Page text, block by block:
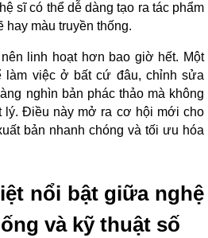
sĩ có thể dễ dàng tạo ra tác phẩm
hay màu truyền thống.
linh hoạt hơn bao giờ hết. Một
làm việc ở bất cứ đâu, chỉnh sửa
nghìn bản phác thảo mà không
lý. Điều này mở ra cơ hội mới cho
bản nhanh chóng và tối ưu hóa
nổi bật giữa nghệ
và kỹ thuật số